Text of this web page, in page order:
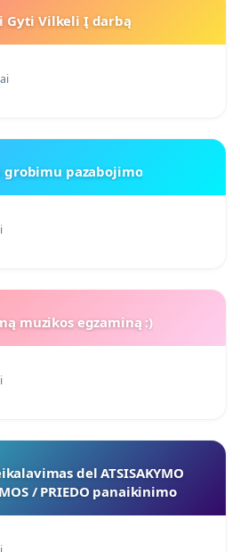
Gyti Vilkeli Į darbą
grobimu pazabojimo
muzikos egzaminą :)
del ATSISAKYMO
/ PRIEDO panaikinimo